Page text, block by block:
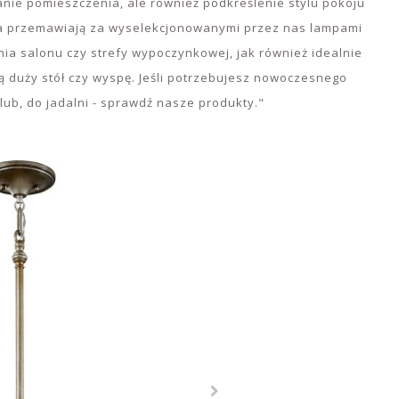
przemawiają za wyselekcjonowanymi przez nas lampami
salonu czy strefy wypoczynkowej, jak również idealnie
stół czy wyspę. Jeśli potrzebujesz nowoczesnego
do jadalni - sprawdź nasze produkty."